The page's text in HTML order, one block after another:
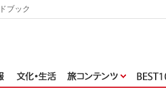
ブック